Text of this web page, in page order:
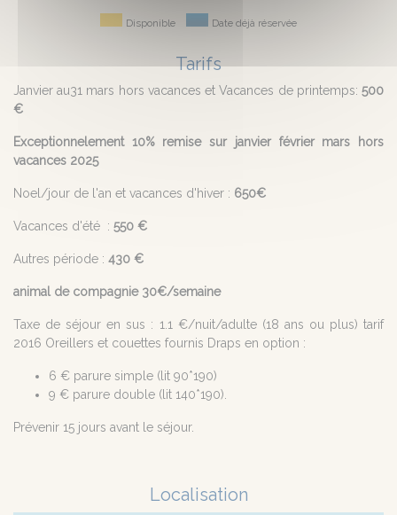
Disponible Date déjà réservée
Tarifs
Janvier au31 mars hors vacances et Vacances de printemps: 500
€
Exceptionnelement 10% remise sur janvier février mars hors
vacances 2025
Noel/jour de l'an et vacances d'hiver : 650€
Vacances d'été : 550 €
Autres période : 430 €
animal de compagnie 30€/semaine
Taxe de séjour en sus : 1.1 €/nuit/adulte (18 ans ou plus) tarif
2016 Oreillers et couettes fournis Draps en option :
6 € parure simple (lit 90*190)
9 € parure double (lit 140*190).
Prévenir 15 jours avant le séjour.
Localisation